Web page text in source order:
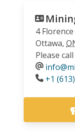
4
Ottawa,
Please
Phone
+1